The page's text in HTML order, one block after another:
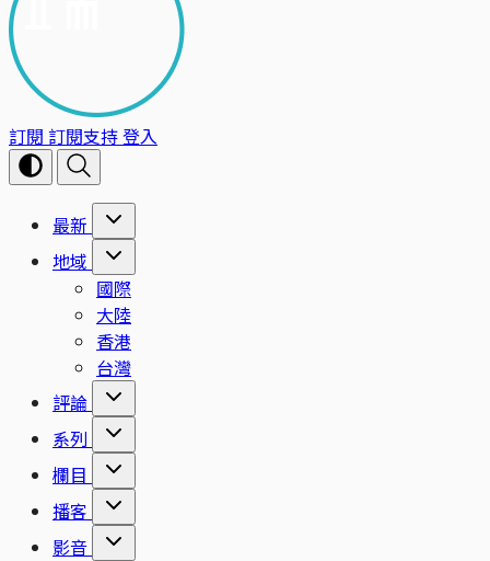
訂閱 訂閱支持登入
最新
地域
國際
大陸
香港
台灣
評論
系列
欄目
播客
影音